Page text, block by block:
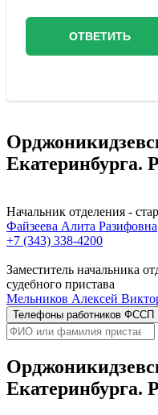
Екатеринбурга.
Начальник отделения -
Файзеева Алита Разифовна
+7 (343) 338-4200
Заместитель начальника
судебного пристава
Мельников Алексей
Телефоны работников ФССП
Екатеринбурга.